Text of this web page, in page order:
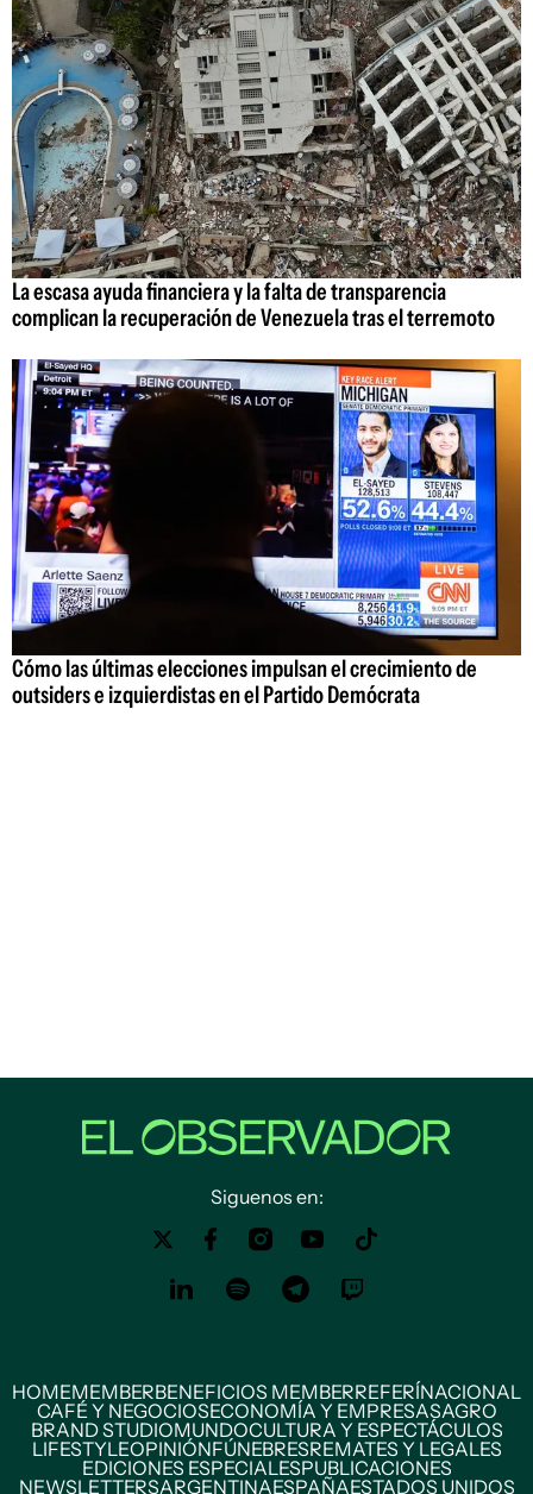
La escasa ayuda financiera y la falta de transparencia
complican la recuperación de Venezuela tras el terremoto
Cómo las últimas elecciones impulsan el crecimiento de
outsiders e izquierdistas en el Partido Demócrata
Siguenos en:
HOMEMEMBERBENEFICIOS MEMBERREFERÍNACIONAL
CAFÉ Y NEGOCIOSECONOMÍA Y EMPRESASAGRO
BRAND STUDIOMUNDOCULTURA Y ESPECTÁCULOS
LIFESTYLEOPINIÓNFÚNEBRESREMATES Y LEGALES
EDICIONES ESPECIALESPUBLICACIONES
NEWSLETTERSARGENTINAESPAÑAESTADOS UNIDOS